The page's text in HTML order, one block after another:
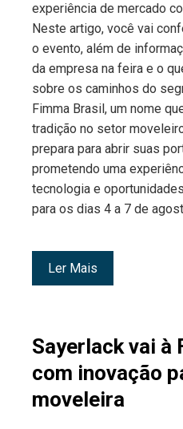
experiência de mercado
Neste artigo, você vai
o evento, além de
da empresa na feira e o
sobre os caminhos do
Fimma Brasil, um nome
tradição no setor
prepara para abrir suas
prometendo uma
tecnologia e
para os dias 4 a 7 de
Ler Mais
Sayerlack vai à
com inovação
moveleira